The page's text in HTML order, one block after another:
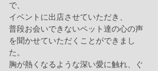
で、
イベントに出店させていただき、
普段お会いできないペット達の心の声
を聞かせていただくことができまし
た。
胸が熱くなるような深い愛に触れ、ぐ